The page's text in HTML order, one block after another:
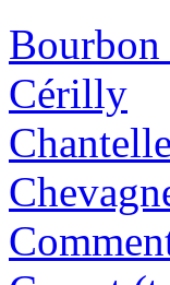
Cérilly
Chantelle